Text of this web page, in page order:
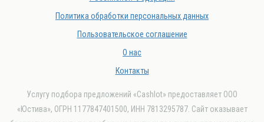
Политика обработки персональных данных
Пользовательское соглашение
О нас
Контакты
Услугу подбора предложений «Cashlot» предоставляет ООО
«Юстива», ОГРН 1177847401500, ИНН 7813295787. Сайт оказывает